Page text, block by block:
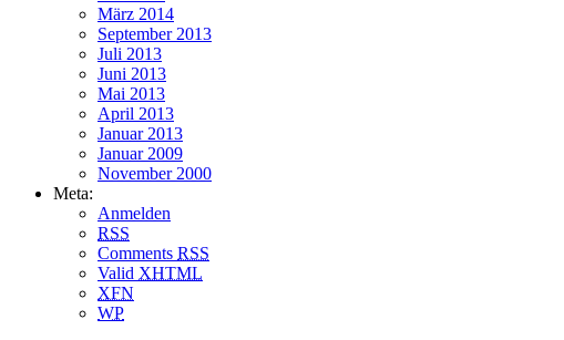
März 2014
September 2013
Juli 2013
Juni 2013
Mai 2013
April 2013
Januar 2013
Januar 2009
November 2000
Meta:
Anmelden
RSS
Comments RSS
Valid XHTML
XFN
WP